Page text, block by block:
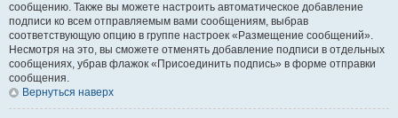
сообщению. Также вы можете настроить автоматическое добавление
подписи ко всем отправляемым вами сообщениям, выбрав
соответствующую опцию в группе настроек «Размещение сообщений».
Несмотря на это, вы сможете отменять добавление подписи в отдельных
сообщениях, убрав флажок «Присоединить подпись» в форме отправки
сообщения.
Вернуться наверх